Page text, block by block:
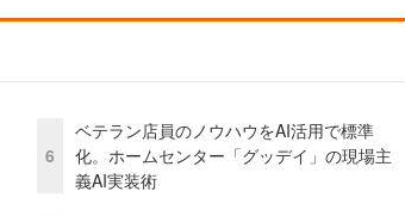
6
ベテラン店員のノウハウをAI活用で標準
化。ホームセンター「グッデイ」の現場主
義AI実装術